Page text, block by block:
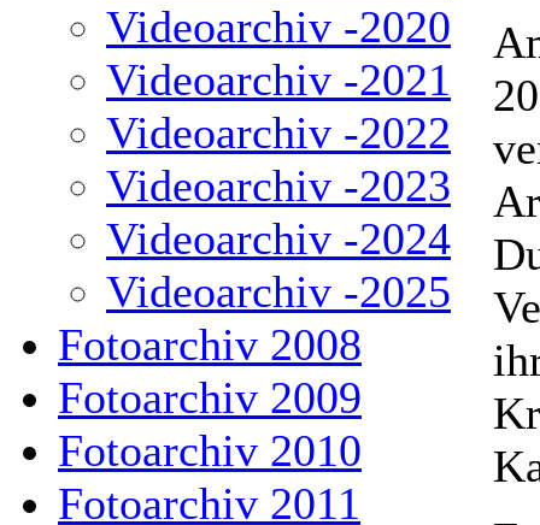
Videoarchiv -2020
Videoarchiv -2021
Videoarchiv -2022
Videoarchiv -2023
Videoarchiv -2024
Videoarchiv -2025
Fotoarchiv 2008
Fotoarchiv 2009
Fotoarchiv 2010
Fotoarchiv 2011